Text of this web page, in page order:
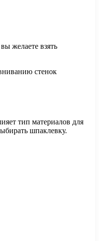
желаете взять
стенок
тип материалов для
шпаклевку.